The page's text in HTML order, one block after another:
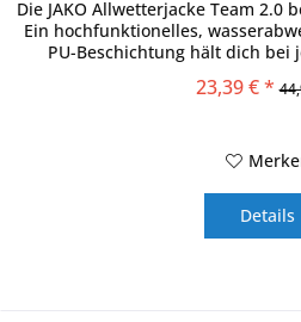
Die JAKO Allwetterjacke Team 2.0
Ein hochfunktionelles,
PU-Beschichtung hält dich bei
23,39 € *
Details